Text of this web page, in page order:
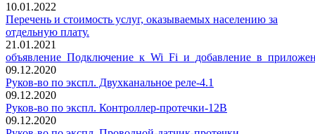
10.01.2022
Перечень и стоимость услуг, оказываемых населению за
отдельную плату.
21.01.2021
09.12.2020
Руков-во по экспл. Двухканальное реле-4.1
09.12.2020
Руков-во по экспл. Контроллер-протечки-12В
09.12.2020